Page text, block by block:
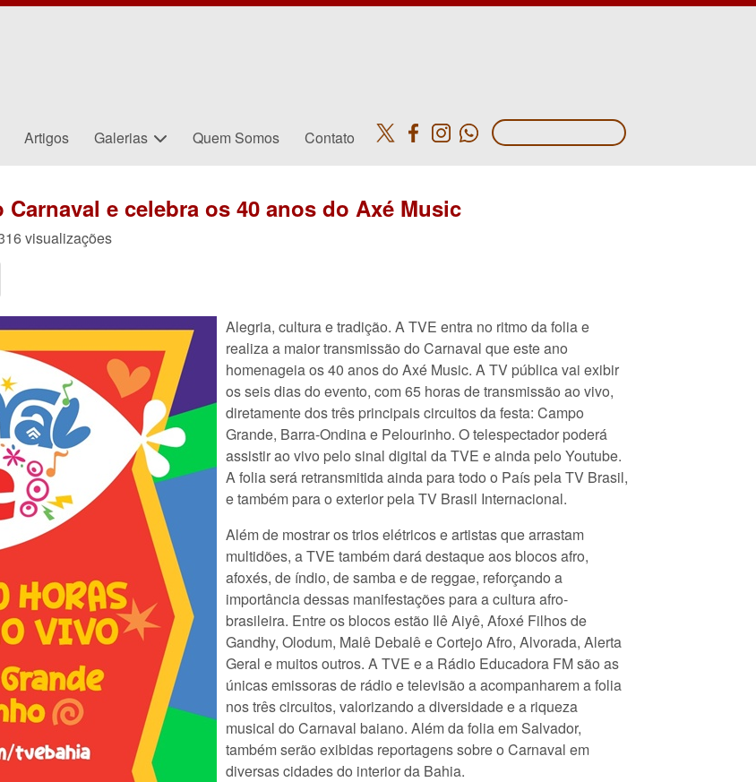
Artigos Galerias Quem Somos Contato
e celebra os 40 anos do Axé Music
visualizações
Alegria, cultura e tradição. A TVE entra no ritmo da folia e
realiza a maior transmissão do Carnaval que este ano
homenageia os 40 anos do Axé Music. A TV pública vai exibir
os seis dias do evento, com 65 horas de transmissão ao vivo,
diretamente dos três principais circuitos da festa: Campo
Grande, Barra-Ondina e Pelourinho. O telespectador poderá
assistir ao vivo pelo sinal digital da TVE e ainda pelo Youtube.
A folia será retransmitida ainda para todo o País pela TV Brasil,
e também para o exterior pela TV Brasil Internacional.
Além de mostrar os trios elétricos e artistas que arrastam
multidões, a TVE também dará destaque aos blocos afro,
afoxés, de índio, de samba e de reggae, reforçando a
importância dessas manifestações para a cultura afro-
brasileira. Entre os blocos estão Ilê Aiyê, Afoxé Filhos de
Gandhy, Olodum, Malê Debalê e Cortejo Afro, Alvorada, Alerta
Geral e muitos outros. A TVE e a Rádio Educadora FM são as
únicas emissoras de rádio e televisão a acompanharem a folia
nos três circuitos, valorizando a diversidade e a riqueza
musical do Carnaval baiano. Além da folia em Salvador,
também serão exibidas reportagens sobre o Carnaval em
diversas cidades do interior da Bahia.